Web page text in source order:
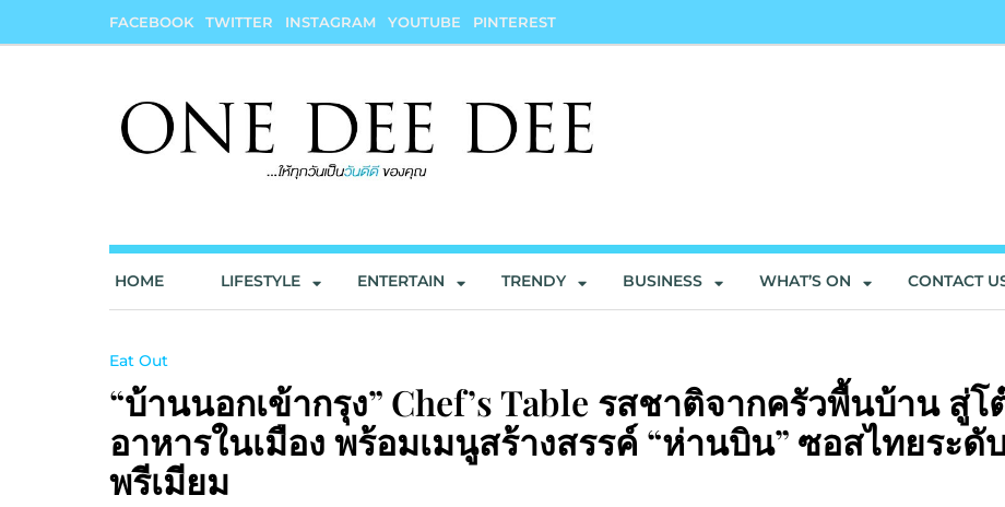
FACEBOOK TWITTER INSTAGRAM YOUTUBE PINTEREST
HOME LIFESTYLE ENTERTAIN TRENDY BUSINESS WHAT’S ON CONTACT
Eat Out
“บ้านนอกเข้ากรุง” Chef’s Table รสชาติจากครัวพื้นบ้าน สู่โ
อาหารในเมือง พร้อมเมนูสร้างสรรค์ “ห่านบิน” ซอสไทยระดั
พรีเมียม